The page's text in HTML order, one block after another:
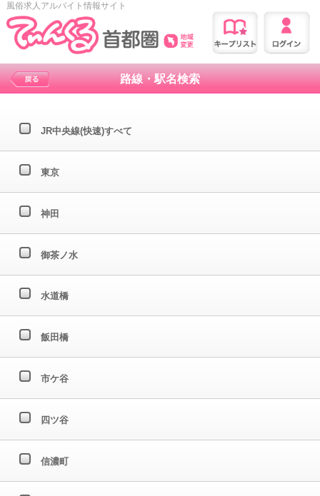
風俗求人アルバイト情報サイト
路線・駅名検索
JR中央線(快速)すべて
東京
神田
御茶ノ水
水道橋
飯田橋
市ケ谷
四ツ谷
信濃町